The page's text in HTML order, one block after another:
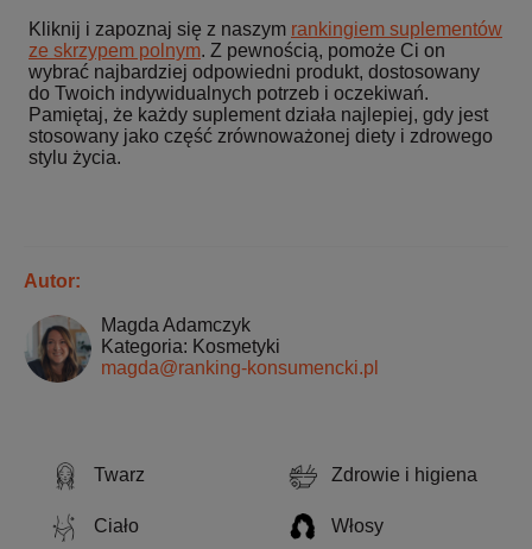
Twarz Zdrowie i higiena
Ciało Włosy
Kliknij i zapoznaj się z naszym rankingiem suplementów
ze skrzypem polnym. Z pewnością, pomoże Ci on
wybrać najbardziej odpowiedni produkt, dostosowany
do Twoich indywidualnych potrzeb i oczekiwań.
Pamiętaj, że każdy suplement działa najlepiej, gdy jest
stosowany jako część zrównoważonej diety i zdrowego
stylu życia.
Autor:
Magda Adamczyk
Kategoria: Kosmetyki
magda@ranking-konsumencki.pl